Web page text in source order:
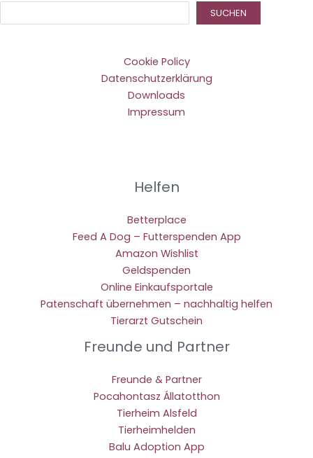
SUCHEN
Cookie Policy
Datenschutzerklärung
Downloads
Impressum
Helfen
Betterplace
Feed A Dog – Futterspenden App
Amazon Wishlist
Geldspenden
Online Einkaufsportale
Patenschaft übernehmen – nachhaltig helfen
Tierarzt Gutschein
Freunde und Partner
Freunde & Partner
Pocahontasz Állatotthon
Tierheim Alsfeld
Tierheimhelden
Balu Adoption App